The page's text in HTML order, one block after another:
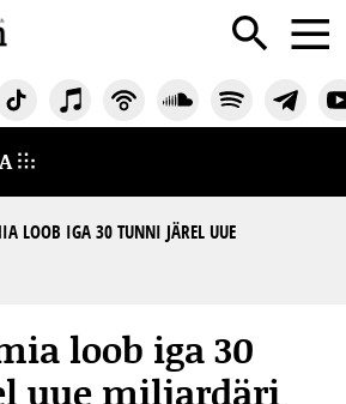
LOOB IGA 30 TUNNI JÄREL UUE
loob iga 30
uue miljardäri